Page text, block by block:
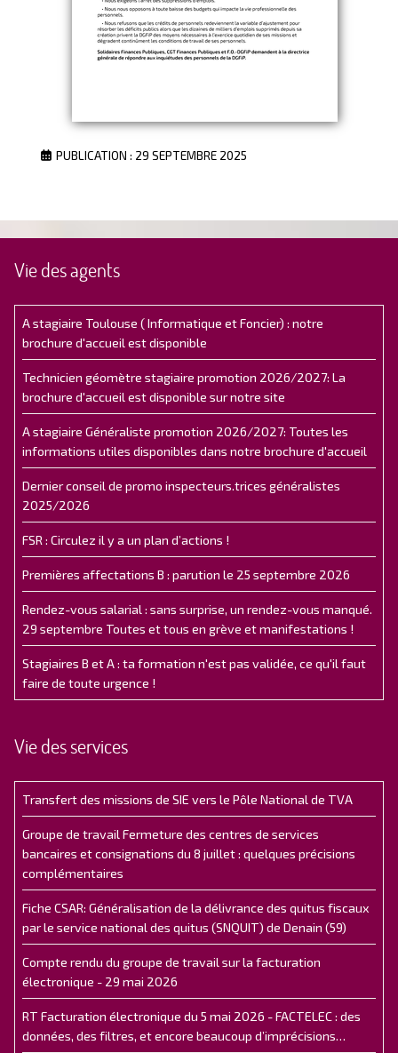
PUBLICATION : 29 SEPTEMBRE 2025
Vie des agents
A stagiaire Toulouse ( Informatique et Foncier) : notre
brochure d'accueil est disponible
Technicien géomètre stagiaire promotion 2026/2027: La
brochure d'accueil est disponible sur notre site
A stagiaire Généraliste promotion 2026/2027: Toutes les
informations utiles disponibles dans notre brochure d'accueil
Dernier conseil de promo inspecteurs.trices généralistes
2025/2026
FSR : Circulez il y a un plan d’actions !
Premières affectations B : parution le 25 septembre 2026
Rendez-vous salarial : sans surprise, un rendez-vous manqué.
29 septembre Toutes et tous en grève et manifestations !
Stagiaires B et A : ta formation n'est pas validée, ce qu'il faut
faire de toute urgence !
Vie des services
Transfert des missions de SIE vers le Pôle National de TVA
Groupe de travail Fermeture des centres de services
bancaires et consignations du 8 juillet : quelques précisions
complémentaires
Fiche CSAR: Généralisation de la délivrance des quitus fiscaux
par le service national des quitus (SNQUIT) de Denain (59)
Compte rendu du groupe de travail sur la facturation
électronique - 29 mai 2026
RT Facturation électronique du 5 mai 2026 - FACTELEC : des
données, des filtres, et encore beaucoup d’imprécisions…